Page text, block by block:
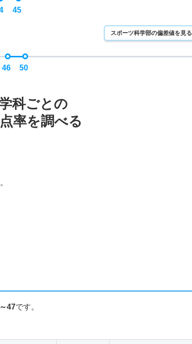
45
46 50
スポーツ科学部の偏差値を見る
科ごとの
率を調べる
47です。